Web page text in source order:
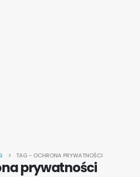
TAG - OCHRONA PRYWATNOŚCI
prywatności